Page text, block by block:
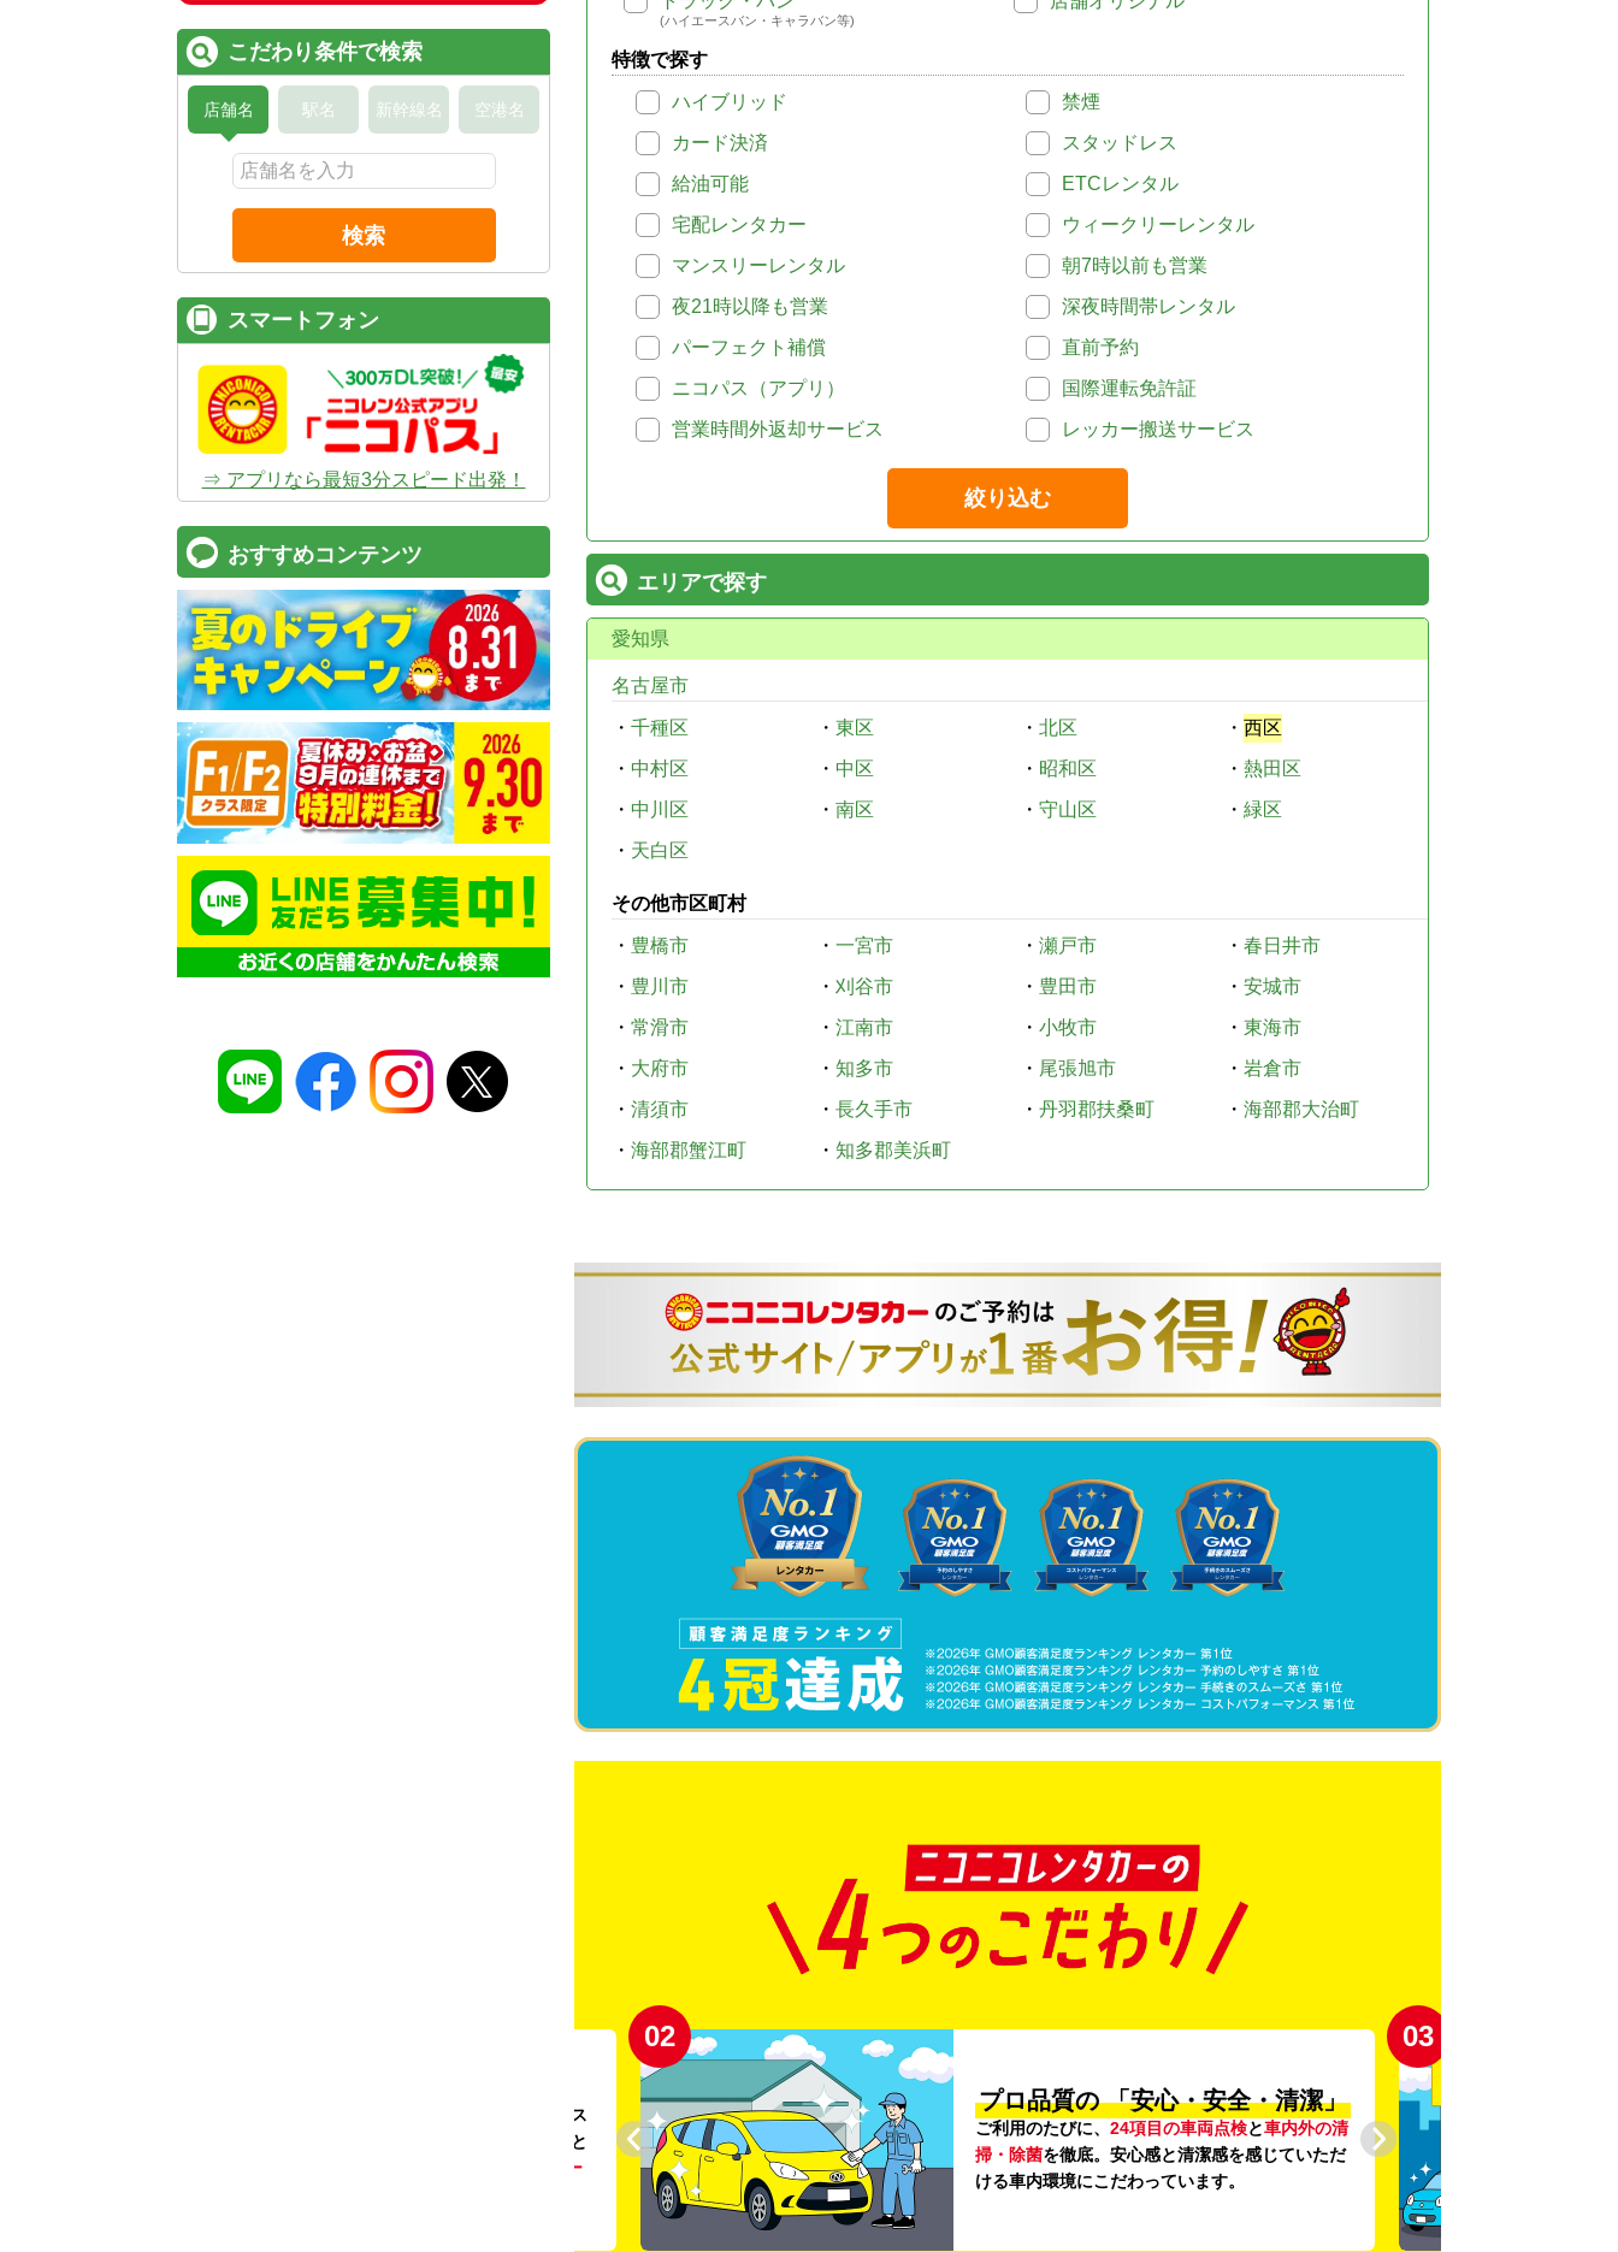
(ハイエースバン・キャラバン等)
特徴で探す
ハイブリッド
禁煙
カード決済
スタッドレス
給油可能
ETCレンタル
宅配レンタカー
ウィークリーレンタル
マンスリーレンタル
朝7時以前も営業
夜21時以降も営業
深夜時間帯レンタル
パーフェクト補償
直前予約
ニコパス（アプリ）
国際運転免許証
営業時間外返却サービス
レッカー搬送サービス
絞り込む
エリアで探す
愛知県
名古屋市
・ 千種区 ・ 東区 ・ 北区 ・ 西区
・ 中村区 ・ 中区 ・ 昭和区 ・ 熱田区
・ 中川区 ・ 南区 ・ 守山区 ・ 緑区
・ 天白区
その他市区町村
・ 豊橋市 ・ 一宮市 ・ 瀬戸市 ・ 春日井市
・ 豊川市 ・ 刈谷市 ・ 豊田市 ・ 安城市
・ 常滑市 ・ 江南市 ・ 小牧市 ・ 東海市
・ 大府市 ・ 知多市 ・ 尾張旭市 ・ 岩倉市
・ 清須市 ・ 長久手市 ・ 丹羽郡扶桑町 ・ 海部郡大治町
・ 海部郡蟹江町 ・ 知多郡美浜町
。ガソリンス
タンドや整備工場の既存インフラを活用すること
リー
02
プロ品質の 「安心・安全・清潔」
ご利用のたびに、 24項目の車両点検と車内外の清
掃・除菌を徹底。安心感と清潔感を感じていただ
ける車内環境にこだわっています。
03
こだわり条件で検索
店舗名 駅名 新幹線名 空港名
検索
スマートフォン
⇒ アプリなら最短3分スピード出発！
おすすめコンテンツ